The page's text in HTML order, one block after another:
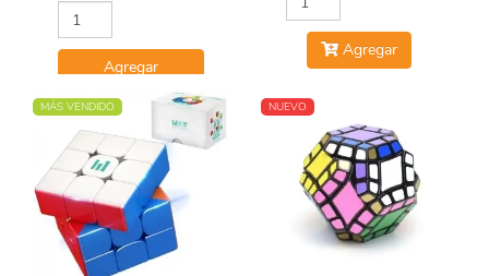
Agregar
Agregar
MÁS VENDIDO NUEVO